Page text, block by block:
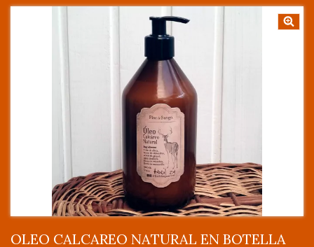
OLEO CALCAREO NATURAL EN BOTELLA